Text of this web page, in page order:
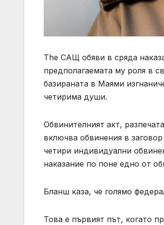
The САЩ обяви в сряда
предполагаемата му роля в
базираната в Маями
четирима души.
Обвинителният акт,
включва обвинения в
четири индивидуални
наказание по поне едно от
Бланш каза, че голямо
Това е първият път, когато